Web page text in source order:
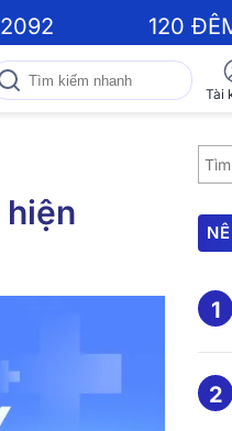
120
Tài